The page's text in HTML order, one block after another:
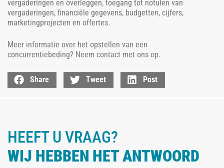
vergaderingen en overleggen, toegang tot notulen van
vergaderingen, financiële gegevens, budgetten, cijfers,
marketingprojecten en offertes.
Meer informatie over het opstellen van een
concurrentiebeding? Neem contact met ons op.
Share Tweet Post
HEEFT U VRAAG?
WIJ HEBBEN HET ANTWOORD